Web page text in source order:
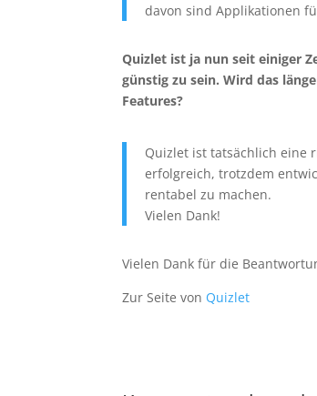
davon sind Applikationen
Quizlet ist ja nun seit einiger
günstig zu sein. Wird das
Features?
Quizlet ist tatsächlich eine
erfolgreich, trotzdem
rentabel zu machen.
Vielen Dank!
Vielen Dank für die
Zur Seite von Quizlet